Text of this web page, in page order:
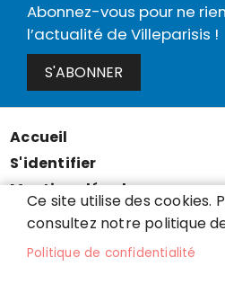
Abonnez-vous pour ne
l’actualité de Villeparisis !
S'ABONNER
Menu
Pied
de
page
Accueil
S'identifier
Mentions légales
Données personnelles
Cookies
Ce site utilise des cookies.
consultez notre politique
Politique de confidentialité